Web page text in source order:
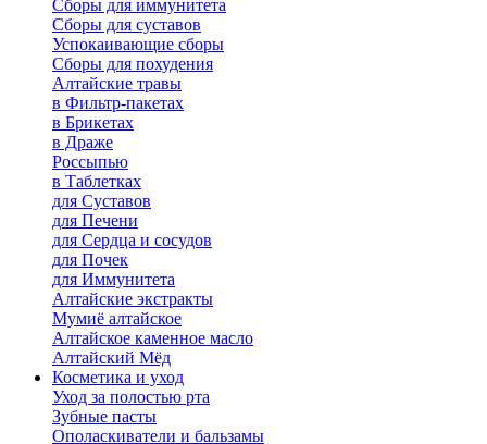
Сборы для иммунитета
Сборы для суставов
Успокаивающие сборы
Сборы для похудения
Алтайские травы
в Фильтр-пакетах
в Брикетах
в Драже
Россыпью
в Таблетках
для Cуставов
для Печени
для Сердца и сосудов
для Почек
для Иммунитета
Алтайские экстракты
Мумиё алтайское
Алтайское каменное масло
Алтайский Мёд
Косметика и уход
Уход за полостью рта
Зубные пасты
Ополаскиватели и бальзамы